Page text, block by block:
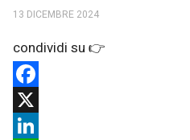
13 DICEMBRE 2024
Facebook
X